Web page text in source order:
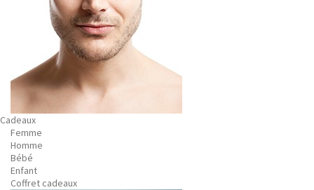
Cadeaux
Femme
Homme
Bébé
Enfant
Coffret cadeaux